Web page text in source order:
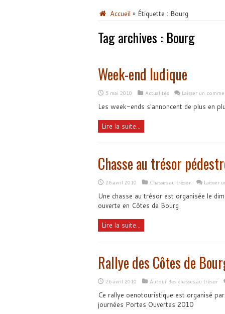
Accueil » Étiquette : Bourg
Tag archives : Bourg
Week-end ludique
5 mai 2010 Actualités Laisser un
Les week-ends s'annoncent de plus en
Lire la suite...
Chasse au trésor
26 avril 2010 Chasses au trésor Laisser
Une chasse au trésor est organisée le
ouverte en Côtes de Bourg
Lire la suite...
Rallye des Côtes de
26 avril 2010 Autour des chasses au trésor
Ce rallye oenotouristique est organisé
journées Portes Ouvertes 2010